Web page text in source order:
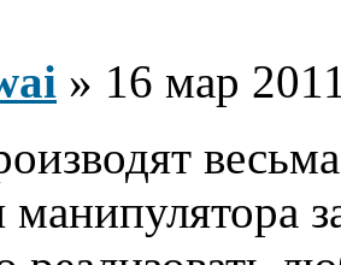
» 16 мар